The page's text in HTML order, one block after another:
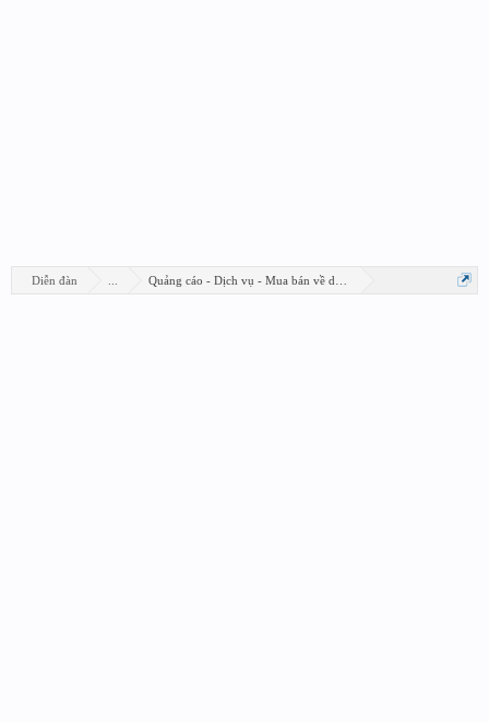
Diễn đàn Quảng cáo - Dịch vụ - Mua bán về design